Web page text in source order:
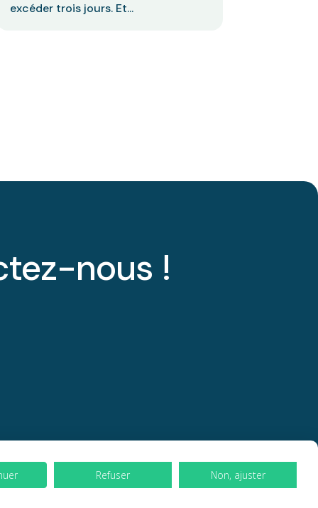
excéder trois jours. Et...
nous !
Refuser Non, ajuster